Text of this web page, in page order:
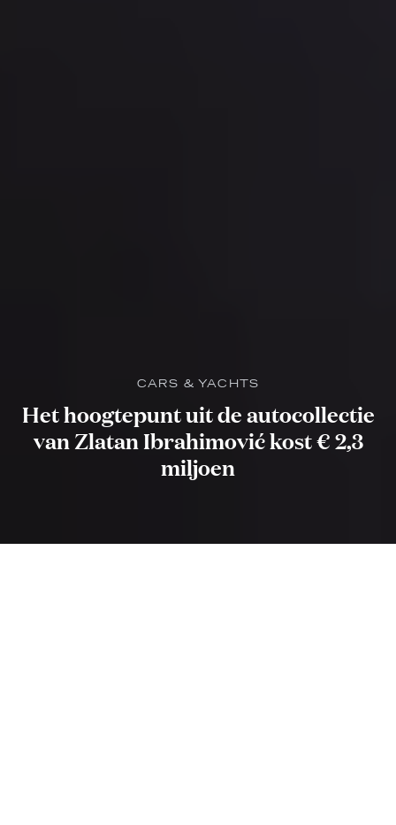
CARS & YACHTS
Het hoogtepunt uit de autocollectie
van Zlatan Ibrahimović kost € 2,3
miljoen